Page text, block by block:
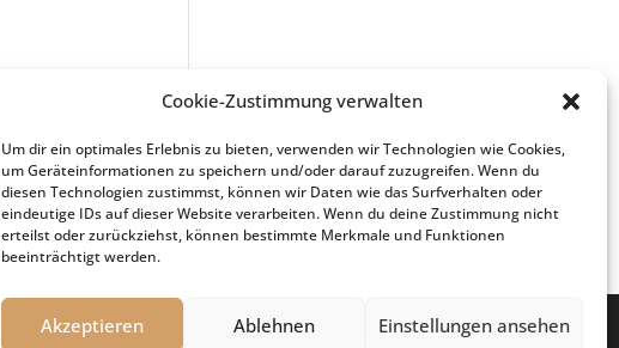
Cookie-Zustimmung verwalten
Um dir ein optimales Erlebnis zu bieten, verwenden wir Technologien wie Cookies,
um Geräteinformationen zu speichern und/oder darauf zuzugreifen. Wenn du
diesen Technologien zustimmst, können wir Daten wie das Surfverhalten oder
eindeutige IDs auf dieser Website verarbeiten. Wenn du deine Zustimmung nicht
erteilst oder zurückziehst, können bestimmte Merkmale und Funktionen
beeinträchtigt werden.
Akzeptieren Ablehnen Einstellungen ansehen